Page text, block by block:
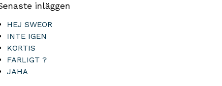
inläggen
HEJ SWEOR
INTE IGEN
KORTIS
FARLIGT ?
JAHA